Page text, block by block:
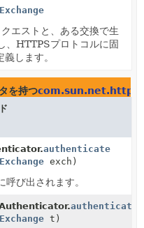
エストと、ある交換で生
、HTTPSプロトコルに固
します。
を持つ
authenticate
exch)
び出されます。
authenticate
t)